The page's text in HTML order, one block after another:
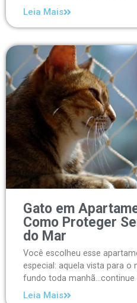
Leia Mais
Gato em
Como Proteger
do Mar
Você escolheu esse
especial: aquela vista para o
fundo toda manhã...continue
Leia Mais